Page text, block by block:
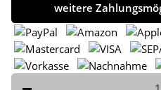
weitere